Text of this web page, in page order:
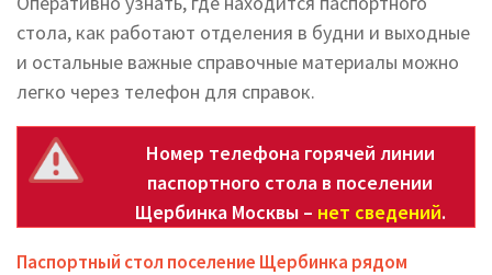
стола, как работают отделения в будни и выходные
и остальные важные справочные материалы можно
легко через телефон для справок.
Номер телефона горячей линии
паспортного стола в поселении
Щербинка Москвы – нет сведений.
Паспортный стол поселение Щербинка рядом